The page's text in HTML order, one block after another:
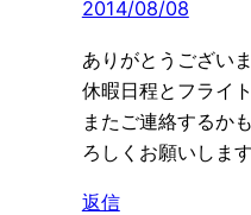
2014/08/08
ありがとうござい
休暇日程とフライ
またご連絡するか
ろしくお願いします
返信